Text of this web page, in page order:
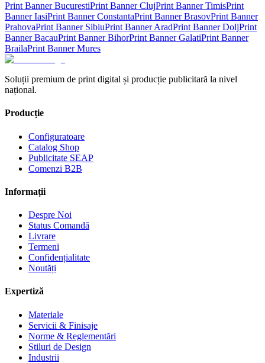
Print BannerBucurestiPrint BannerClujPrint BannerTimisPrint
BannerIasiPrint BannerConstantaPrint BannerBrasovPrint Banner
PrahovaPrint Banner SibiuPrint BannerAradPrint BannerDoljPrint
BannerBacauPrint BannerBihorPrint BannerGalatiPrint Banner
BrailaPrint BannerMures
Soluții premium de print digital și producție publicitară la nivel
național.
Producție
Configuratoare
Catalog Shop
Publicitate SEAP
Comenzi B2B
Informații
Despre Noi
Status Comandă
Livrare
Termeni
Confidențialitate
Noutăți
Expertiză
Materiale
Servicii & Finisaje
Norme & Reglementări
Stiluri de Design
Industrii